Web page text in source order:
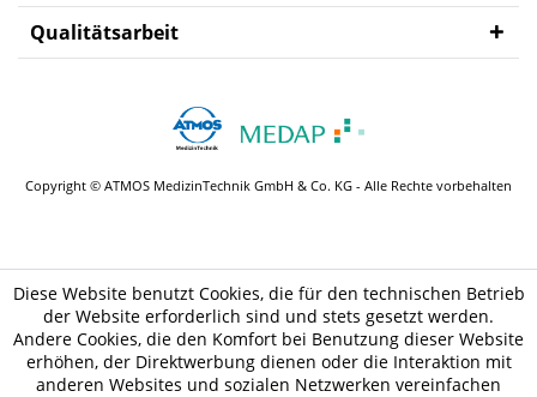
Qualitätsarbeit
Copyright © ATMOS MedizinTechnik GmbH & Co. KG - Alle Rechte vorbehalten
Diese Website benutzt Cookies, die für den technischen Betrieb
der Website erforderlich sind und stets gesetzt werden.
Andere Cookies, die den Komfort bei Benutzung dieser Website
erhöhen, der Direktwerbung dienen oder die Interaktion mit
anderen Websites und sozialen Netzwerken vereinfachen